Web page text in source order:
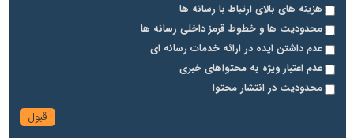
هزینه های بالای ارتباط با رسانه ها
محدودیت ها و خطوط قرمز داخلی رسانه ها
عدم داشتن ایده در ارائه خدمات رسانه ای
عدم اعتبار ویژه به محتواهای خبری
محدودیت در انتشار محتوا